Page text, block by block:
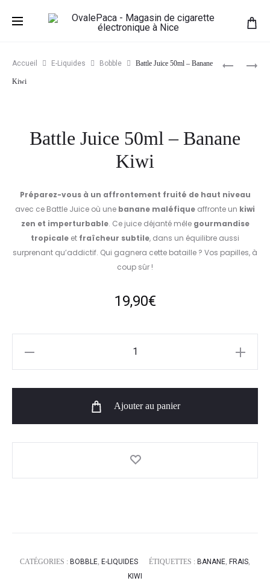
50ML
FRUIT
Accueil E-Liquides Bobble Battle Juice 50ml – Banane
Kiwi
Battle Juice 50ml – Banane
Kiwi
Préparez-vous à un affrontement fruité de haut niveau
avec ce Battle Juice où une banane maléfique affronte un kiwi
zen et imperturbable. Ce juice déjanté mêle gourmandise
tropicale et fraîcheur subtile, dans un équilibre aussi
surprenant qu’addictif. Qui gagnera cette bataille ? Vos papilles, à
coup sûr !
19,90€
Ajouter au panier
CATÉGORIES : BOBBLE, E-LIQUIDES ÉTIQUETTES : BANANE, FRAIS,
KIWI